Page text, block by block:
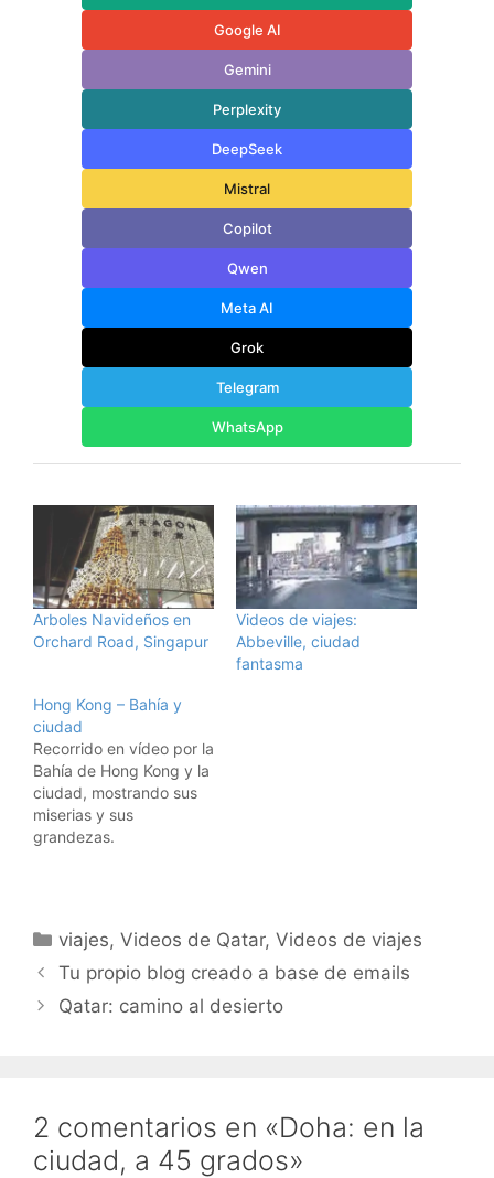
Google AI
Gemini
Perplexity
DeepSeek
Mistral
Copilot
Qwen
Meta AI
Grok
Telegram
WhatsApp
Arboles Navideños en
Orchard Road, Singapur
Videos de viajes:
Abbeville, ciudad
fantasma
Hong Kong – Bahía y
ciudad
Recorrido en vídeo por la
Bahía de Hong Kong y la
ciudad, mostrando sus
miserias y sus
grandezas.
Categorías
viajes,Videos de Qatar,Videos de viajes
Tu propio blog creado a base de emails
Qatar: camino al desierto
2 comentarios en «Doha: en la
ciudad, a 45 grados»